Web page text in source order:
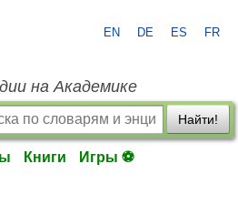
EN DE ES FR
на Академике
Найти!
Книги Игры ⚽